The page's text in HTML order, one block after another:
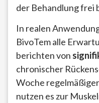
der Behandlung frei
In realen
BivoTem alle
berichten von
chronischer
Woche
nutzen es zur